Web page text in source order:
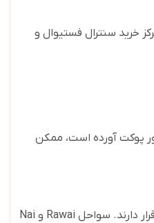
خرید سنترال فستیوال و
پوکت آورده است، ممکن
دارند. سواحل Rawai و Nai